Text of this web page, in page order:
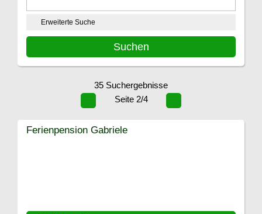
Erweiterte Suche
35 Suchergebnisse
Seite 2/4
Ferienpension Gabriele